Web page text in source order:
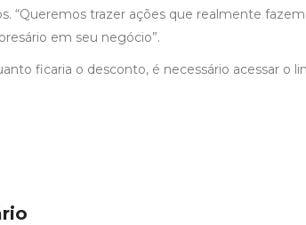
“Queremos trazer ações que realmente
em seu negócio”.
ficaria o desconto, é necessário acessar o